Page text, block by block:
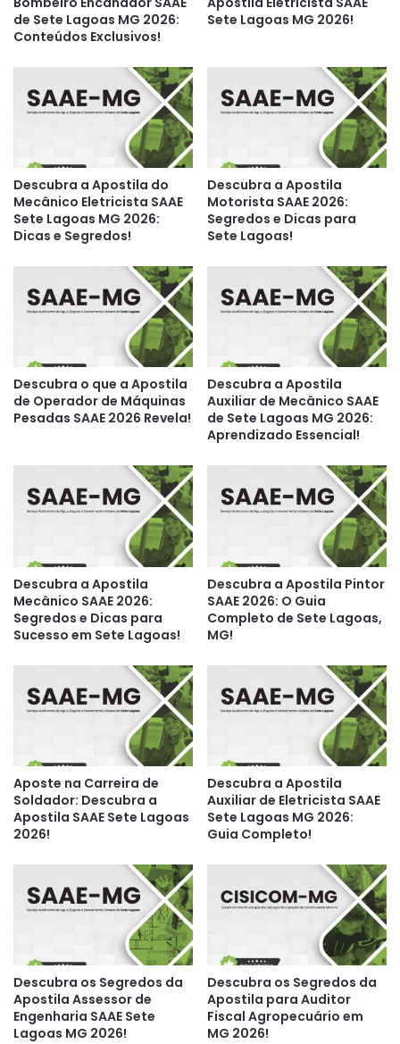
de Sete Lagoas MG 2026:
Conteúdos Exclusivos!
Sete Lagoas MG 2026!
Descubra a Apostila do
Mecânico Eletricista SAAE
Sete Lagoas MG 2026:
Dicas e Segredos!
Descubra a Apostila
Motorista SAAE 2026:
Segredos e Dicas para
Sete Lagoas!
Descubra o que a Apostila
de Operador de Máquinas
Pesadas SAAE 2026 Revela!
Descubra a Apostila
Auxiliar de Mecânico SAAE
de Sete Lagoas MG 2026:
Aprendizado Essencial!
Descubra a Apostila
Mecânico SAAE 2026:
Segredos e Dicas para
Sucesso em Sete Lagoas!
Descubra a Apostila Pintor
SAAE 2026: O Guia
Completo de Sete Lagoas,
MG!
Aposte na Carreira de
Soldador: Descubra a
Apostila SAAE Sete Lagoas
2026!
Descubra a Apostila
Auxiliar de Eletricista SAAE
Sete Lagoas MG 2026:
Guia Completo!
Descubra os Segredos da
Apostila Assessor de
Engenharia SAAE Sete
Lagoas MG 2026!
Descubra os Segredos da
Apostila para Auditor
Fiscal Agropecuário em
MG 2026!